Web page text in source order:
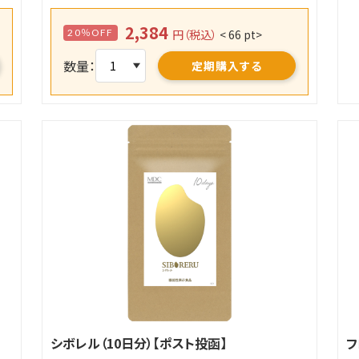
20％OFF 2,384 円（税込） < 66 pt>
数量： 定期購入する
シボレル（10日分）【ポスト投函】